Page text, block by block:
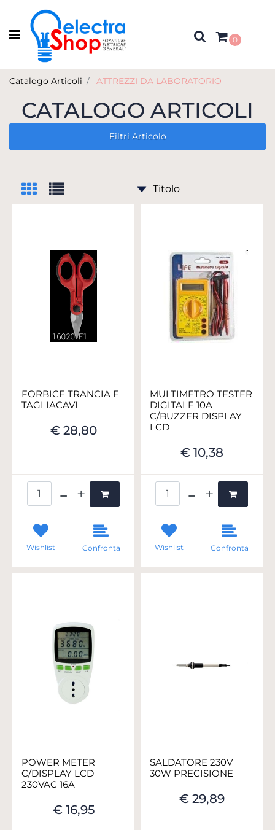
Open menu
0
Catalogo Articoli ATTREZZI DA LABORATORIO
CATALOGO ARTICOLI
Filtri Articolo
FORBICE TRANCIA E
TAGLIACAVI
€ 28,80
Wishlist Confronta
MULTIMETRO TESTER
DIGITALE 10A
C/BUZZER DISPLAY
LCD
€ 10,38
Wishlist Confronta
POWER METER
C/DISPLAY LCD
230VAC 16A
€ 16,95
SALDATORE 230V
30W PRECISIONE
€ 29,89